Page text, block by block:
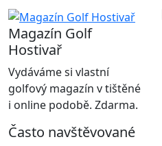
Magazín Golf
Hostivař
Vydáváme si vlastní
golfový magazín v tištěné
i online podobě. Zdarma.
Často navštěvované